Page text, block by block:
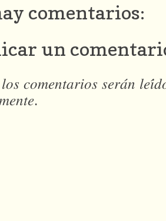
comentarios:
un
𝑐𝑜𝑚𝑒𝑛𝑡𝑎𝑟𝑖𝑜𝑠 𝑠𝑒𝑟𝑎́𝑛